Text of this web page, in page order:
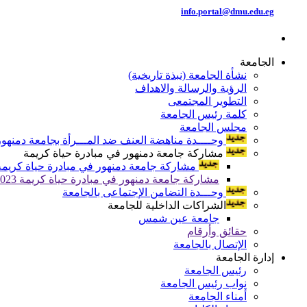
info.portal@dmu.edu.eg
الجامعة
نشأة الجامعة (نبذة تاريخية)
الرؤية والرسالة والاهداف
التطوير المجتمعى
كلمة رئيس الجامعة
مجلس الجامعة
وحــــدة مناهضة العنف ضد المـــرأة بجامعة
مشاركة جامعة دمنهور في مبادرة حياة كريمة
مشاركة جامعة دمنهور في مبادرة حياة كريمة
مشاركة جامعة دمنهور في مبادرة حياة كريمة 2023
وحـــدة التضامن الإجتماعى بالجامعة
الشراكات الداخلية للجامعة
جامعة عين شمس
حقائق وأرقام
الإتصال بالجامعة
إدارة الجامعة
رئيس الجامعة
نواب رئيس الجامعة
أمناء الجامعة